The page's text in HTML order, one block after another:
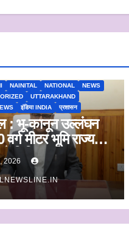
NAINITAL NATIONAL
NEWS
UTTARAKHAND
इंडिया INDIA प्रशासन
: भू-कानून उल्लंघन
मीटर भूमि राज्य
निहित
2026